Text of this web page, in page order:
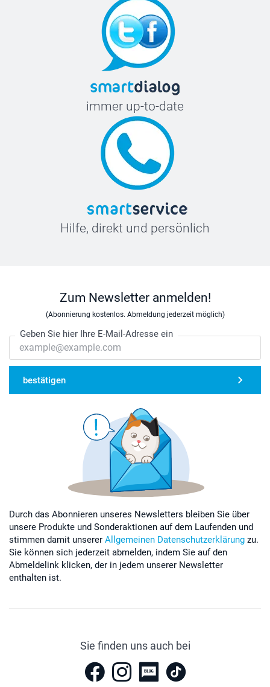
immer up-to-date
Hilfe, direkt und persönlich
Zum Newsletter anmelden!
(Abonnierung kostenlos. Abmeldung jederzeit möglich)
Geben Sie hier Ihre E-Mail-Adresse ein
bestätigen
Durch das Abonnieren unseres Newsletters bleiben Sie über
unsere Produkte und Sonderaktionen auf dem Laufenden und
stimmen damit unserer Allgemeinen Datenschutzerklärung zu.
Sie können sich jederzeit abmelden, indem Sie auf den
Abmeldelink klicken, der in jedem unserer Newsletter
enthalten ist.
Sie finden uns auch bei